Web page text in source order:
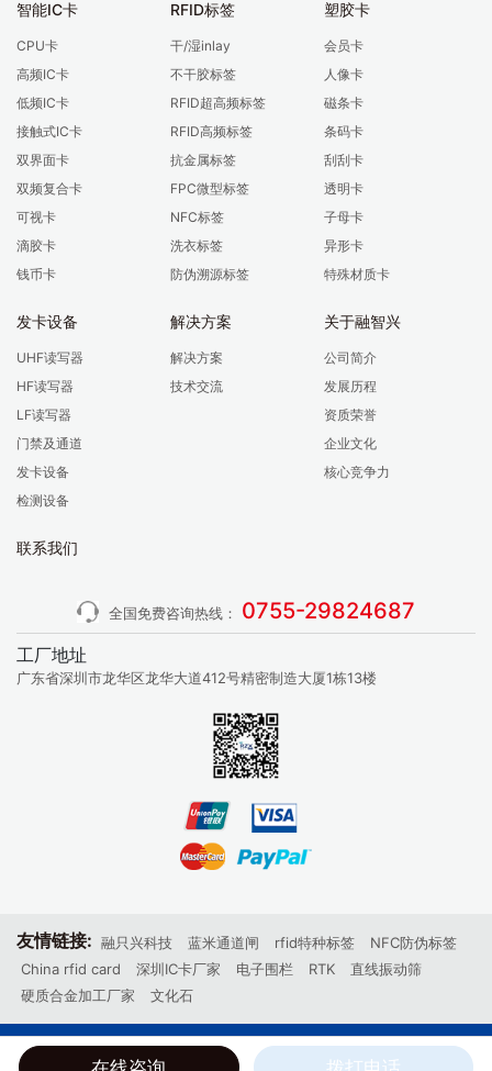
智能IC卡
CPU卡
高频IC卡
低频IC卡
接触式IC卡
双界面卡
双频复合卡
可视卡
滴胶卡
钱币卡
RFID标签
干/湿inlay
不干胶标签
RFID超高频标签
RFID高频标签
抗金属标签
FPC微型标签
NFC标签
洗衣标签
防伪溯源标签
塑胶卡
会员卡
人像卡
磁条卡
条码卡
刮刮卡
透明卡
子母卡
异形卡
特殊材质卡
发卡设备
UHF读写器
HF读写器
LF读写器
门禁及通道
发卡设备
检测设备
解决方案
解决方案
技术交流
关于融智兴
公司简介
发展历程
资质荣誉
企业文化
核心竞争力
联系我们
全国免费咨询热线： 0755-29824687
工厂地址
广东省深圳市龙华区龙华大道412号精密制造大厦1栋13楼
友情链接: 融只兴科技 蓝米通道闸 rfid特种标签
NFC防伪标签
China rfid card
深圳IC卡厂家 电子围栏 RTK
直线振动筛
硬质合金加工厂家
文化石
Copyright © 2015 All Reserved 深圳市融智兴科技有限公司 备案号：